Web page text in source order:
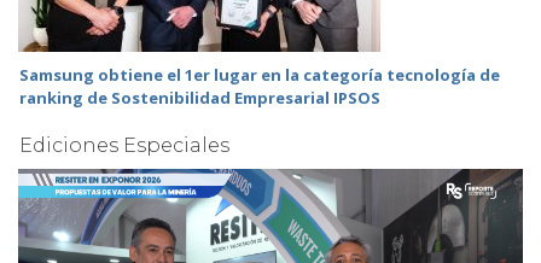
Samsung obtiene el 1er lugar en la categoría tecnología de
ranking de Sostenibilidad Empresarial IPSOS
Ediciones Especiales